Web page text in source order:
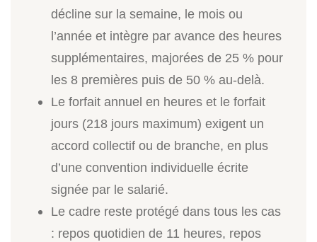
décline sur la semaine, le mois ou
l’année et intègre par avance des heures
supplémentaires, majorées de 25 % pour
les 8 premières puis de 50 % au-delà.
Le forfait annuel en heures et le forfait
jours (218 jours maximum) exigent un
accord collectif ou de branche, en plus
d’une convention individuelle écrite
signée par le salarié.
Le cadre reste protégé dans tous les cas
: repos quotidien de 11 heures, repos